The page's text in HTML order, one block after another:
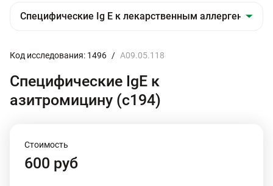
Код исследования: 1496 / A09.05.118
Специфические IgE к
азитромицину (c194)
Стоимость
600 руб